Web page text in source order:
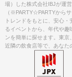
場）した株式会社IBJが運
（※PARTY☆PARTYから
トレンドをもとに、安心
るイベントから、年代や趣
ンを簡単に探せます。東
近隣の飲食店等で、あなた